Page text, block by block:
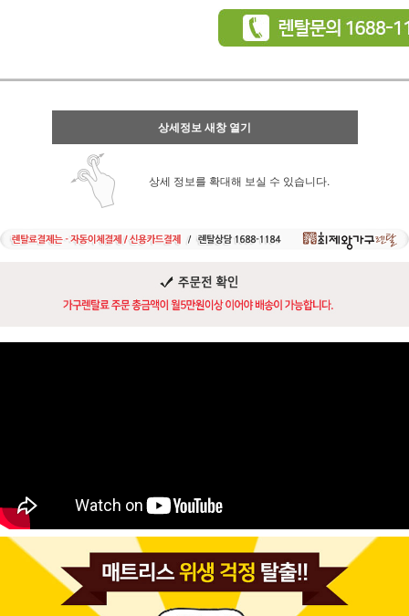
상세정보 새창 열기
상세 정보를 확대해 보실 수 있습니다.